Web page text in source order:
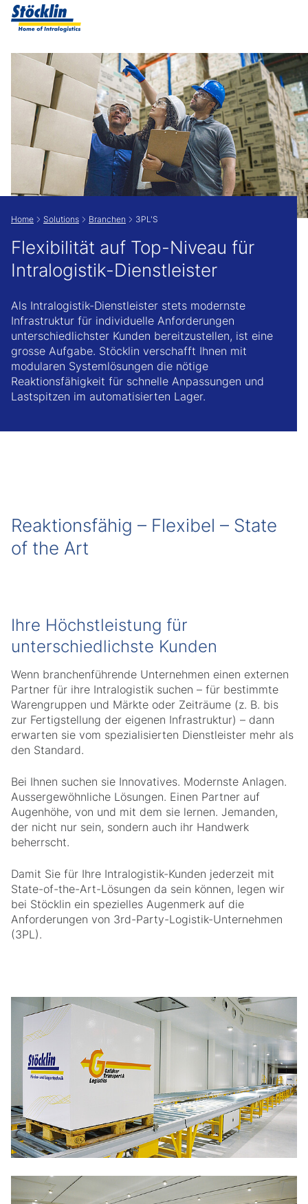
Zeige besser passende Version dieser Seite
Diese Meldung nicht mehr anzeigen
Home Solutions Branchen 3PL'S
Flexibilität auf Top-Niveau für
Intralogistik-Dienstleister
Als Intralogistik-Dienstleister stets modernste
Infrastruktur für individuelle Anforderungen
unterschiedlichster Kunden bereitzustellen, ist eine
grosse Aufgabe. Stöcklin verschafft Ihnen mit
modularen Systemlösungen die nötige
Reaktionsfähigkeit für schnelle Anpassungen und
Lastspitzen im automatisierten Lager.
Reaktionsfähig – Flexibel – State
of the Art
Ihre Höchstleistung für
unterschiedlichste Kunden
Wenn branchenführende Unternehmen einen externen
Partner für ihre Intralogistik suchen – für bestimmte
Warengruppen und Märkte oder Zeiträume (z. B. bis
zur Fertigstellung der eigenen Infrastruktur) – dann
erwarten sie vom spezialisierten Dienstleister mehr als
den Standard.
Bei Ihnen suchen sie Innovatives. Modernste Anlagen.
Aussergewöhnliche Lösungen. Einen Partner auf
Augenhöhe, von und mit dem sie lernen. Jemanden,
der nicht nur sein, sondern auch ihr Handwerk
beherrscht.
Damit Sie für Ihre Intralogistik-Kunden jederzeit mit
State-of-the-Art-Lösungen da sein können, legen wir
bei Stöcklin ein spezielles Augenmerk auf die
Anforderungen von 3rd-Party-Logistik-Unternehmen
(3PL).